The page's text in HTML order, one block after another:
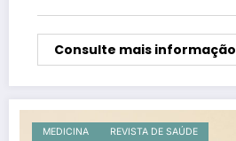
Consulte mais informação
MEDICINA REVISTA DE SAÚDE